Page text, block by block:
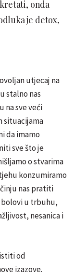
kretati, onda
je detox,
utjecaj na
stalno nas
na sve veći
situacijama
da imamo
sve što je
o stvarima
konzumiramo
nas pratiti
u trbuhu,
nesanica i
od
izazove.